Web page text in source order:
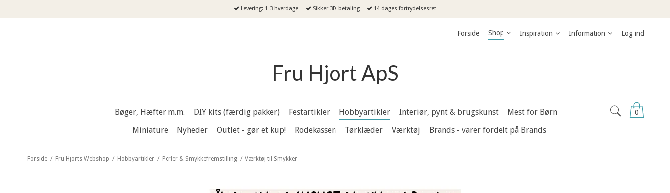
Levering: 1-3 hverdage Sikker 3D-betaling 14 dages fortrydelsesret
Forside Shop Inspiration Information Log ind
Fru Hjort ApS
0
Bøger, Hæfter m.m. DIY kits (færdig pakker) Festartikler Hobbyartikler Interiør, pynt & brugskunst
Mest for Børn
Miniature
Nyheder Outlet - gør et kup! Rodekassen Tørklæder Værktøj Brands - varer fordelt på Brands
Forside / Fru Hjorts Webshop / Hobbyartikler / Perler & Smykkefremstilling / Værktøj til Smykker